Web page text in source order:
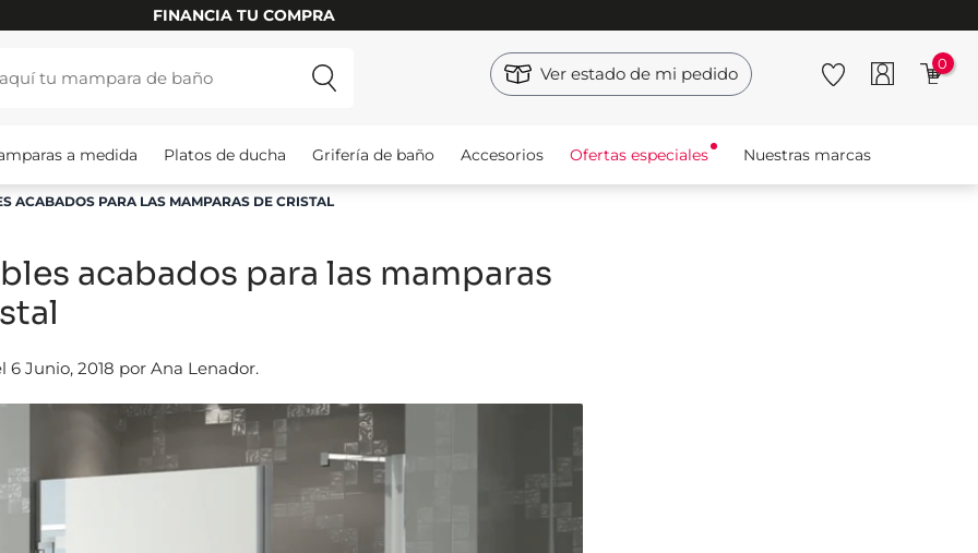
FINANCIA TU COMPRA
Ver estado de mi pedido 0
a medida Platos de ducha Grifería de baño Accesorios Ofertas especiales Nuestras marcas
ACABADOS PARA LAS MAMPARAS DE CRISTAL
acabados para las mamparas
6 Junio, 2018 por Ana Lenador.